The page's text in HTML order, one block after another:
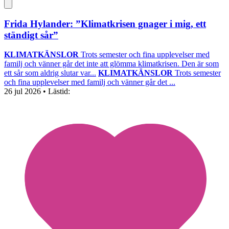
Frida Hylander: ”Klimatkrisen gnager i mig, ett
ständigt sår”
KLIMATKÄNSLOR Trots semester och fina upplevelser med
familj och vänner går det inte att glömma klimatkrisen. Den är som
ett sår som aldrig slutar var... KLIMATKÄNSLOR Trots semester
och fina upplevelser med familj och vänner går det ...
26 jul 2026 • Lästid: